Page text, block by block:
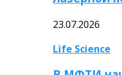
23.07.2026
Life Science